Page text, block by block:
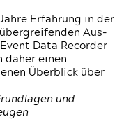
Erfahrung in der
Aus-
Data Recorder
daher einen
Überblick über
und